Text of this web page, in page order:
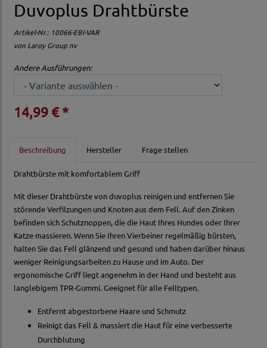
Duvoplus Drahtbürste
Artikel-Nr.: 10066-EBI-VAR
von Laroy Group nv
Andere Ausführungen:
14,99 € *
Beschreibung Hersteller Frage stellen
Drahtbürste mit komfortablem Griff
Mit dieser Drahtbürste von duvoplus reinigen und entfernen Sie
störende Verfilzungen und Knoten aus dem Fell. Auf den Zinken
befinden sich Schutznoppen, die die Haut Ihres Hundes oder Ihrer
Katze massieren. Wenn Sie Ihren Vierbeiner regelmäßig bürsten,
halten Sie das Fell glänzend und gesund und haben darüber hinaus
weniger Reinigungsarbeiten zu Hause und im Auto. Der
ergonomische Griff liegt angenehm in der Hand und besteht aus
langlebigem TPR-Gummi. Geeignet für alle Felltypen.
Entfernt abgestorbene Haare und Schmutz
Reinigt das Fell & massiert die Haut für eine verbesserte
Durchblutung